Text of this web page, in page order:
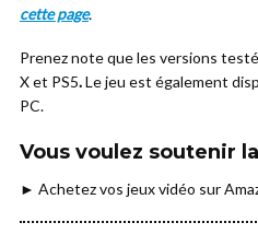
cette page.
Prenez note que les versions
X et PS5.Le jeu est également
PC.
Vous voulez soutenir
► Achetez vos jeux vidéo sur